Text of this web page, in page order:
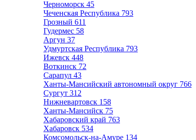
Черноморск 45
Чеченская Республика 793
Грозный 611
Гудермес 58
Аргун 37
Удмуртская Республика 793
Ижевск 448
Воткинск 72
Сарапул 43
Ханты-Мансийский автономный округ 766
Сургут 312
Нижневартовск 158
Ханты-Мансийск 75
Хабаровский край 763
Хабаровск 534
Комсомольск-на-Амуре 134